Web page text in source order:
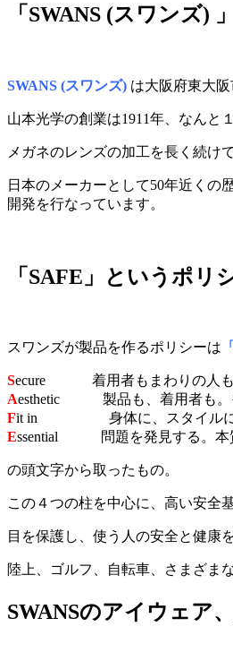
「SWANS (スワンズ)
SWANS (スワンズ) は大阪府東大
山本光学の創業は1911年、なんと
メガネのレンズの加工を長く続け
日本のメーカーとして50年近くの
開発を行なっています。
「SAFE」というポリ
スワンズが製品を作るポリシーは
Secure 着用者もまわりの人も
Aesthetic 製品も、着用者も。
Fit in 身体に、スタイルに、
Essential 問題を発見する。本
の頭文字から取ったもの。
この４つの柱を中心に、高い安全
目を保護し、使う人の安全と健康
陸上、ゴルフ、自転車、さまざま
SWANSのアイウェア